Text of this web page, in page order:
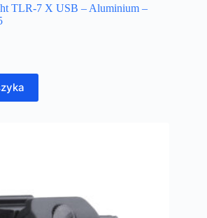
TLR-7 X USB – Aluminium –